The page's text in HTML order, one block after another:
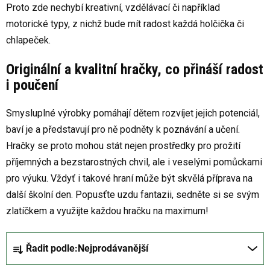
Proto zde nechybí kreativní, vzdělávací či například
motorické typy, z nichž bude mít radost každá holčička či
chlapeček.
Originální a kvalitní hračky, co přináší radost
i poučení
Smysluplné výrobky pomáhají dětem rozvíjet jejich potenciál,
baví je a představují pro ně podněty k poznávání a učení.
Hračky se proto mohou stát nejen prostředky pro prožití
příjemných a bezstarostných chvil, ale i veselými pomůckami
pro výuku. Vždyť i takové hraní může být skvělá příprava na
další školní den. Popusťte uzdu fantazii, sedněte si se svým
zlatíčkem a využijte každou hračku na maximum!
Řadit podle: Nejprodávanější